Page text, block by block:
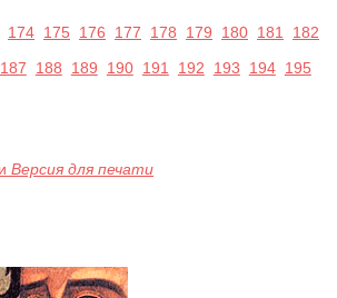
174 175 176 177 178 179 180 181
182
187 188 189 190 191 192 193 194 195
Версия для печати